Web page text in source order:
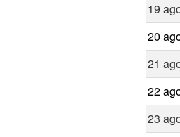
19
20
21
22
23